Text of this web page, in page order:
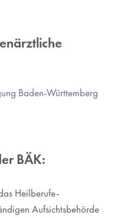
Baden-Württemberg
BÄK:
Heilberufe-
Aufsichtsbehörde